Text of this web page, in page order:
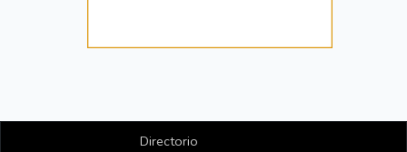
Directorio